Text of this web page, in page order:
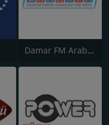
Damar FM Arabesk Radyo